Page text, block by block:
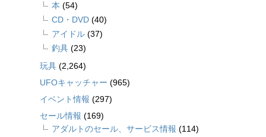
本 (54)
CD・DVD (40)
アイドル (37)
釣具 (23)
玩具 (2,264)
UFOキャッチャー (965)
イベント情報 (297)
セール情報 (169)
アダルトのセール、サービス情報 (114)